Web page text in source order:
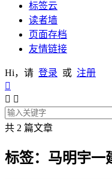
标签云
读者墙
页面存档
友情链接
Hi，请 登录 或 注册

 
共 2 篇文章
标签：马明宇一